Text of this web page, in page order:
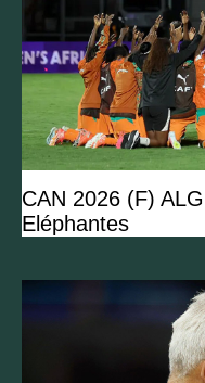
CAN 2026 (F)
Eléphantes